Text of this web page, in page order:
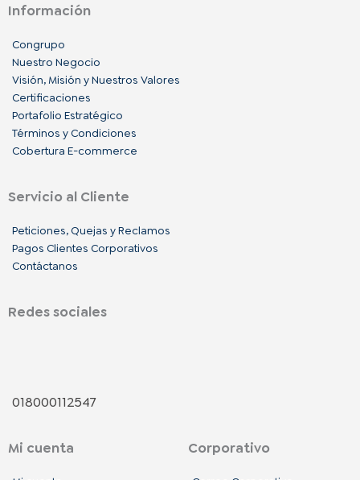
Información
Congrupo
Nuestro Negocio
Visión, Misión y Nuestros Valores
Certificaciones
Portafolio Estratégico
Términos y Condiciones
Cobertura E-commerce
Servicio al Cliente
Peticiones, Quejas y Reclamos
Pagos Clientes Corporativos
Contáctanos
Redes sociales
a
c
n
s
i
n
018000112547
Mi cuenta Corporativo